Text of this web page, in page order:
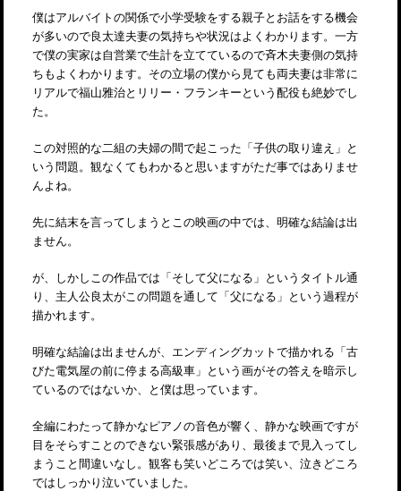
僕はアルバイトの関係で小学受験をする親子とお話をする機会
が多いので良太達夫妻の気持ちや状況はよくわかります。一方
で僕の実家は自営業で生計を立てているので斉木夫妻側の気持
ちもよくわかります。その立場の僕から見ても両夫妻は非常に
リアルで福山雅治とリリー・フランキーという配役も絶妙でし
た。
この対照的な二組の夫婦の間で起こった「子供の取り違え」と
いう問題。観なくてもわかると思いますがただ事ではありませ
んよね。
先に結末を言ってしまうとこの映画の中では、明確な結論は出
ません。
が、しかしこの作品では「そして父になる」というタイトル通
り、主人公良太がこの問題を通して「父になる」という過程が
描かれます。
明確な結論は出ませんが、エンディングカットで描かれる「古
びた電気屋の前に停まる高級車」という画がその答えを暗示し
ているのではないか、と僕は思っています。
全編にわたって静かなピアノの音色が響く、静かな映画ですが
目をそらすことのできない緊張感があり、最後まで見入ってし
まうこと間違いなし。観客も笑いどころでは笑い、泣きどころ
ではしっかり泣いていました。